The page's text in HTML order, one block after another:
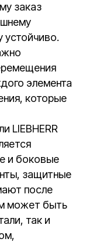
заказ
устойчиво.
элемента
которые
LIEBHERR
и боковые
защитные
после
может быть
так и